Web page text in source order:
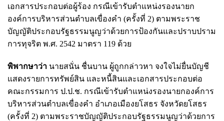
เอกสารประกอบต่อผู้ร้อง กรณีเข้ารับตําแหน่งรองนายก
องค์การบริหารส่วนตําบลเขื่องคํา (ครั้งที่ 2) ตามพระราช
บัญญัติประกอบรัฐธรรมนูญว่าด้วยการป้องกันและปราบปราม
การทุจริต พ.ศ. 2542 มาตรา 119 ด้วย
พิพากษาว่า นายสนั่น ชื่นบาน ผู้ถูกกล่าวหา จงใจไม่ยื่นบัญชี
แสดงรายการทรัพย์สิน และหนี้สินและเอกสารประกอบต่อ
คณะกรรมการ ป.ป.ช. กรณีเข้ารับตําแหน่งรองนายกองค์การ
บริหารส่วนตําบลเขื่องคํา อําเภอเมืองยโสธร จังหวัดยโสธร
(ครั้งที่ 2) ตามพระราชบัญญัติประกอบรัฐธรรมนูญว่าด้วยการ